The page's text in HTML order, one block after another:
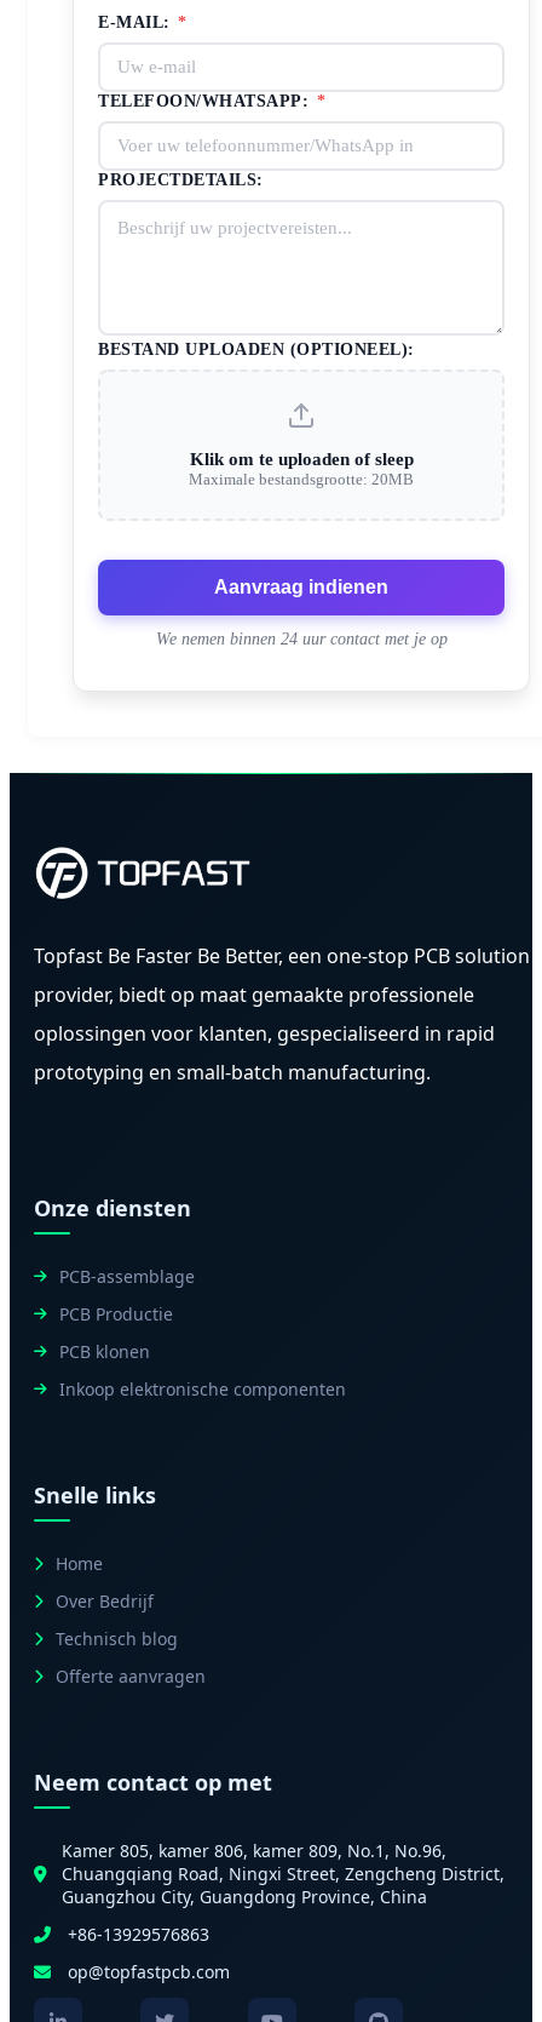
E-MAIL: *
TELEFOON/WHATSAPP: *
PROJECTDETAILS:
BESTAND UPLOADEN (OPTIONEEL):
Klik om te uploaden of sleep
Maximale bestandsgrootte: 20MB
Aanvraag indienen
We nemen binnen 24 uur contact met je op
Topfast Be Faster Be Better, een one-stop PCB solution
provider, biedt op maat gemaakte professionele
oplossingen voor klanten, gespecialiseerd in rapid
prototyping en small-batch manufacturing.
Onze diensten
PCB-assemblage
PCB Productie
PCB klonen
Inkoop elektronische componenten
Snelle links
Home
Over Bedrijf
Technisch blog
Offerte aanvragen
Neem contact op met
Kamer 805, kamer 806, kamer 809, No.1, No.96,
Chuangqiang Road, Ningxi Street, Zengcheng District,
Guangzhou City, Guangdong Province, China
+86-13929576863
op@topfastpcb.com